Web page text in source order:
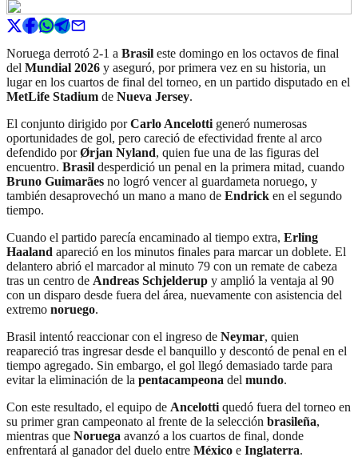
Noruega derrotó 2-1 a Brasil este domingo en los octavos de final
del Mundial 2026 y aseguró, por primera vez en su historia, un
lugar en los cuartos de final del torneo, en un partido disputado en el
MetLife Stadium de Nueva Jersey.
El conjunto dirigido porCarlo Ancelotti generó numerosas
oportunidades de gol, pero careció de efectividad frente al arco
defendido porØrjan Nyland, quien fue una de las figuras del
encuentro. Brasil desperdició un penal en la primera mitad, cuando
Bruno Guimarães no logró vencer al guardameta noruego, y
también desaprovechó un mano a mano de Endrick en el segundo
tiempo.
Cuando el partido parecía encaminado al tiempo extra, Erling
Haaland apareció en los minutos finales para marcar un doblete. El
delantero abrió el marcador al minuto 79 con un remate de cabeza
tras un centro de Andreas Schjelderup y amplió la ventaja al 90
con un disparo desde fuera del área, nuevamente con asistencia del
extremo noruego.
Brasil intentó reaccionar con el ingreso de Neymar, quien
reapareció tras ingresar desde el banquillo y descontó de penal en el
tiempo agregado. Sin embargo, el gol llegó demasiado tarde para
evitar la eliminación de la pentacampeona del mundo.
Con este resultado, el equipo de Ancelotti quedó fuera del torneo en
su primer gran campeonato al frente de la selección brasileña,
mientras que Noruega avanzó a los cuartos de final, donde
enfrentará al ganador del duelo entre México e Inglaterra.